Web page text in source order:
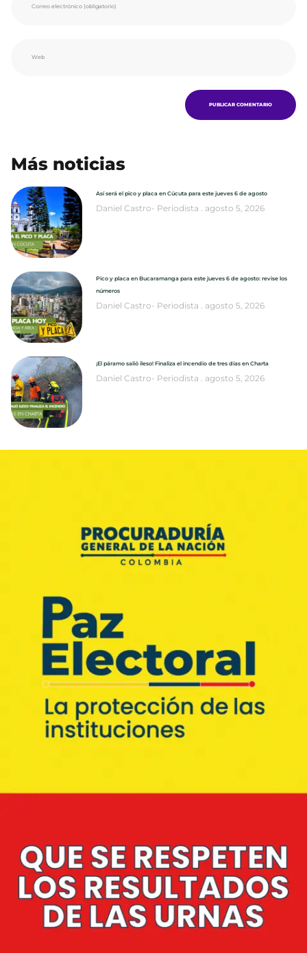
Más noticias
Así será el pico y placa en Cúcuta para este jueves 6 de agosto
Daniel Castro- Periodista agosto 5, 2026
Pico y placa en Bucaramanga para este jueves 6 de agosto: revise los
números
Daniel Castro- Periodista agosto 5, 2026
¡El páramo salió ileso! Finaliza el incendio de tres días en Charta
Daniel Castro- Periodista agosto 5, 2026